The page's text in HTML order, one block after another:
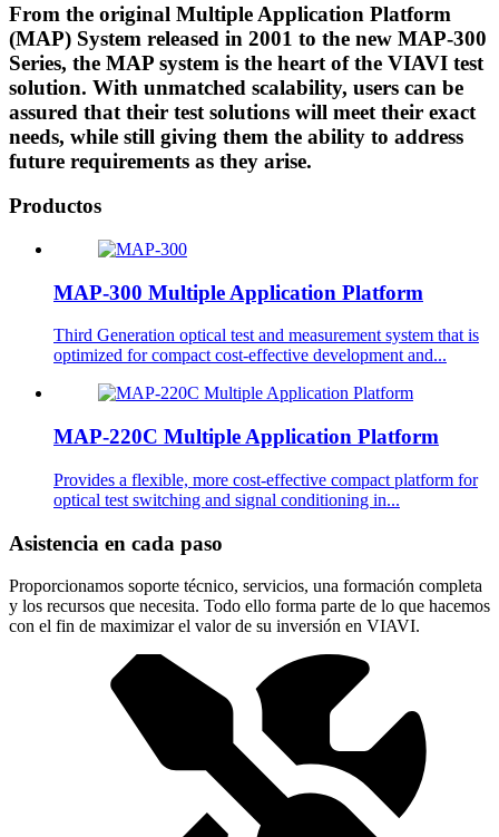
From the original Multiple Application Platform
(MAP) System released in 2001 to the new MAP-300
Series, the MAP system is the heart of the VIAVI test
solution. With unmatched scalability, users can be
assured that their test solutions will meet their exact
needs, while still giving them the ability to address
future requirements as they arise.
Productos
MAP-300 Multiple Application Platform
Third Generation optical test and measurement system that is
optimized for compact cost-effective development and...
MAP-220C Multiple Application Platform
Provides a flexible, more cost-effective compact platform for
optical test switching and signal conditioning in...
Asistencia en cada paso
Proporcionamos soporte técnico, servicios, una formación completa
y los recursos que necesita. Todo ello forma parte de lo que hacemos
con el fin de maximizar el valor de su inversión en VIAVI.